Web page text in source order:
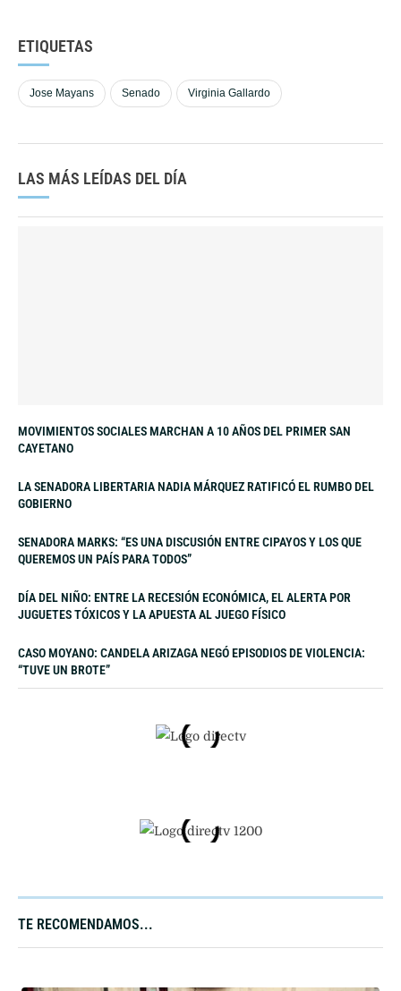
ETIQUETAS
Jose Mayans Senado Virginia Gallardo
LAS MÁS LEÍDAS DEL DÍA
MOVIMIENTOS SOCIALES MARCHAN A 10 AÑOS DEL PRIMER SAN
CAYETANO
LA SENADORA LIBERTARIA NADIA MÁRQUEZ RATIFICÓ EL RUMBO DEL
GOBIERNO
SENADORA MARKS: “ES UNA DISCUSIÓN ENTRE CIPAYOS Y LOS QUE
QUEREMOS UN PAÍS PARA TODOS”
DÍA DEL NIÑO: ENTRE LA RECESIÓN ECONÓMICA, EL ALERTA POR
JUGUETES TÓXICOS Y LA APUESTA AL JUEGO FÍSICO
CASO MOYANO: CANDELA ARIZAGA NEGÓ EPISODIOS DE VIOLENCIA:
“TUVE UN BROTE”
TE RECOMENDAMOS...